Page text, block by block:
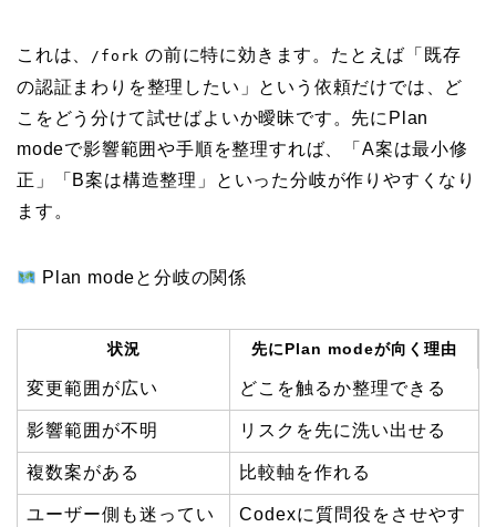
これは、 /fork の前に特に効きます。たとえば「既存
の認証まわりを整理したい」という依頼だけでは、ど
こをどう分けて試せばよいか曖昧です。先にPlan
modeで影響範囲や手順を整理すれば、「A案は最小修
正」「B案は構造整理」といった分岐が作りやすくなり
ます。
Plan modeと分岐の関係
状況 先にPlan modeが向く理由
変更範囲が広い どこを触るか整理できる
影響範囲が不明 リスクを先に洗い出せる
複数案がある 比較軸を作れる
ユーザー側も迷ってい
Codexに質問役をさせやす